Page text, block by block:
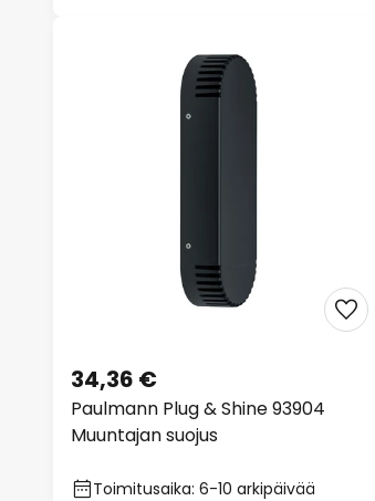
Paulmann Plug & Shine 93904
Muuntajan suojus
34,36 €
Toimitusaika: 6-10 arkipäivää